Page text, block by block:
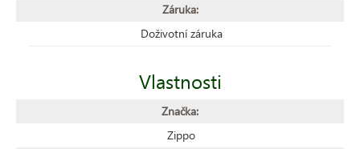
Záruka:
Doživotní záruka
Vlastnosti
Značka:
Zippo